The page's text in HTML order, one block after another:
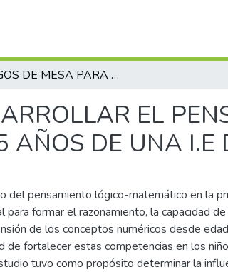
JUEGOS DE MESA PARA DESARROLLAR EL PENSAMIENTO LÓGICO MATEMÁTICO EN NIÑOS DE 5 AÑOS DE UNA I.E DEL NIVEL INICIAL
EL
AÑOS DE UNA I.E
del pensamiento lógico-matemático en la
para formar el razonamiento, la capacidad
de los conceptos numéricos desde
de fortalecer estas competencias en los
tuvo como propósito determinar la